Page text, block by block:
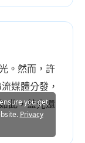
。然而，許
媒體分發，
此，藍光還
you get
Privacy